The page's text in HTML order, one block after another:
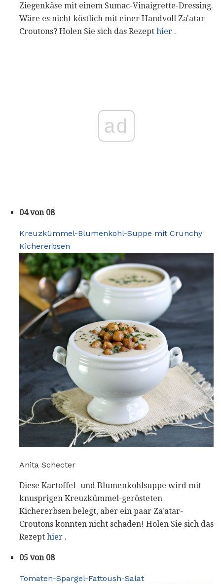
Ziegenkäse mit einem Sumac-Vinaigrette-Dressing.
Wäre es nicht köstlich mit einer Handvoll Za'atar
Croutons? Holen Sie sich das Rezept hier .
ad
04 von 08
Kreuzkümmel-Blumenkohl-Suppe mit Crunchy
Kichererbsen
Anita Schecter
Diese Kartoffel- und Blumenkohlsuppe wird mit
knusprigen Kreuzkümmel-gerösteten
Kichererbsen belegt, aber ein paar Za'atar-
Croutons konnten nicht schaden! Holen Sie sich das
Rezept hier .
05 von 08
Tomaten-Spargel-Fattoush-Salat